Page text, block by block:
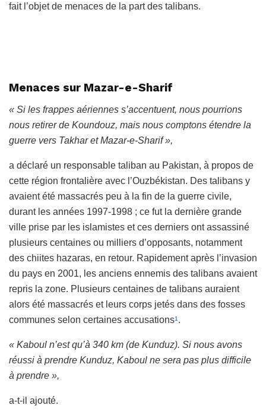
fait l’objet de menaces de la part des talibans.
Menaces sur Mazar-e-Sharif
« Si les frappes aériennes s’accentuent, nous pourrions
nous retirer de Koundouz, mais nous comptons étendre la
guerre vers Takhar et Mazar-e-Sharif »,
a déclaré un responsable taliban au Pakistan, à propos de
cette région frontalière avec l’Ouzbékistan. Des talibans y
avaient été massacrés peu à la fin de la guerre civile,
durant les années 1997-1998 ; ce fut la dernière grande
ville prise par les islamistes et ces derniers ont assassiné
plusieurs centaines ou milliers d’opposants, notamment
des chiites hazaras, en retour. Rapidement après l’invasion
du pays en 2001, les anciens ennemis des talibans avaient
repris la zone. Plusieurs centaines de talibans auraient
alors été massacrés et leurs corps jetés dans des fosses
communes selon certaines accusations1 .
« Kaboul n’est qu’à 340 km (de Kunduz). Si nous avons
réussi à prendre Kunduz, Kaboul ne sera pas plus difficile
à prendre »,
a-t-il ajouté.